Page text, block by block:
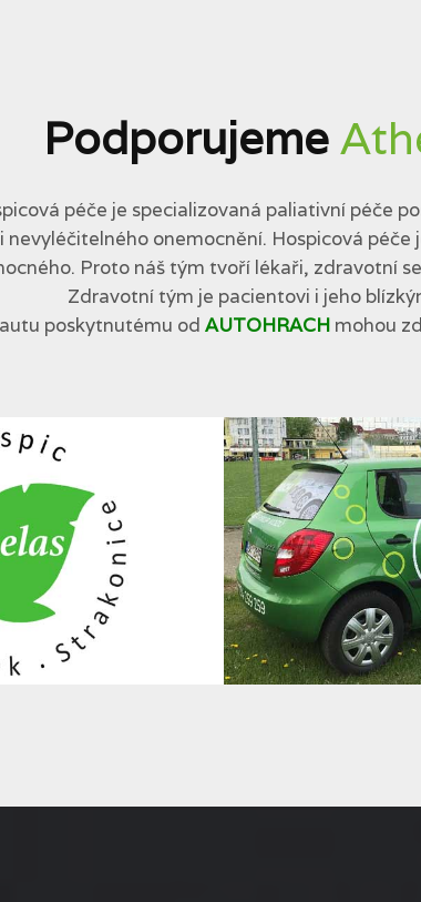
Podporujeme
péče je specializovaná paliativní péče
onemocnění. Hospicová
Proto náš tým tvoří lékaři, zdravotní
Zdravotní tým je pacientovi i jeho
poskytnutému od AUTOHRACHmohou